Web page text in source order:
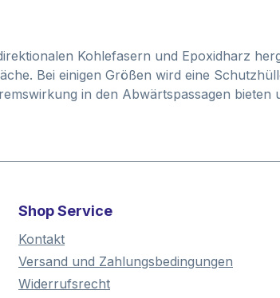
Kohlefasern und Epoxidharz
Bei einigen Größen wird eine
in den Abwärtspassagen
Shop Service
Kontakt
Versand und Zahlungsbedingungen
Widerrufsrecht